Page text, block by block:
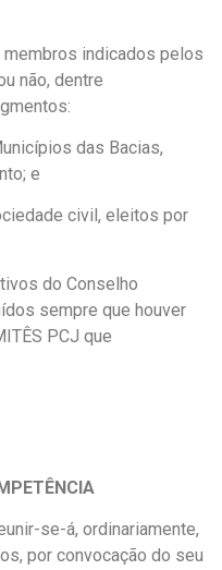
indicados pelos
não, dentre
das Bacias,
e
civil, eleitos por
do Conselho
sempre que houver
PCJ que
se-á, ordinariamente,
por convocação do seu